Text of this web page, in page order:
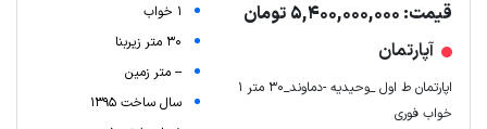
قیمت: 5,400,000,000 تومان
آپارتمان
اپارتمان ط اول _وحیدیه -دماوند_۳۰ متر ۱
خواب فوری
1 خواب
30 متر زیربنا
-- متر زمین
سال ساخت 1395